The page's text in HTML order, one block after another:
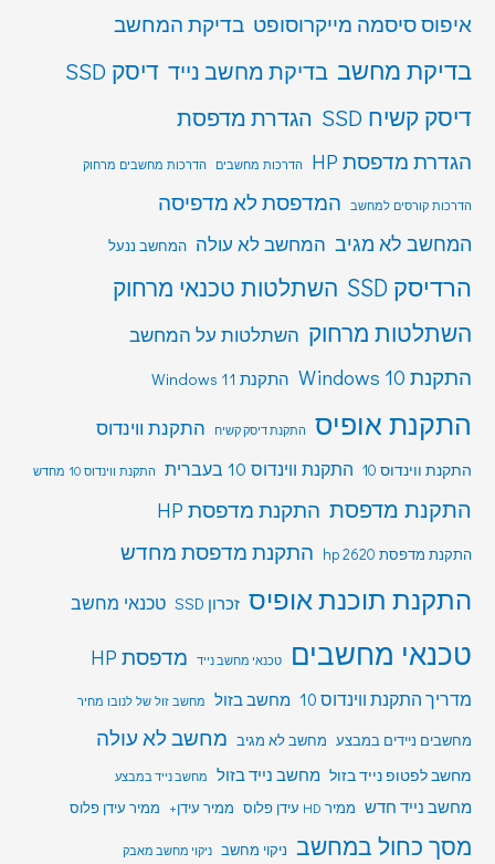
איפוס סיסמה מייקרוסופט בדיקת המחשב
בדיקת מחשב בדיקת מחשב נייד דיסק SSD
דיסק קשיח SSD
הגדרת מדפסת
הגדרת מדפסת HP הדרכות מחשבים הדרכות מחשבים מרחוק
הדרכות קורסים למחשב המדפסת לא מדפיסה
המחשב לא מגיב המחשב לא עולה המחשב ננעל
הרדיסק SSD
השתלטות טכנאי מרחוק
השתלטות מרחוק השתלטות על המחשב
התקנת Windows 10 התקנת Windows 11
התקנת אופיס התקנת דיסק קשיח התקנת ווינדוס
התקנת ווינדוס 10 התקנת ווינדוס 10 בעברית התקנת ווינדוס 10 מחדש
התקנת מדפסת התקנת מדפסת HP
התקנת מדפסת hp 2620 התקנת מדפסת מחדש
התקנת תוכנת אופיס זכרון SSD טכנאי מחשב
טכנאי מחשבים טכנאי מחשב נייד מדפסת HP
מדריך התקנת ווינדוס 10 מחשב בזול מחשב זול של לנובו מחיר
מחשבים ניידים במבצע מחשב לא מגיב מחשב לא עולה
מחשב לפטופ נייד בזול מחשב נייד בזול מחשב נייד במבצע
מחשב נייד חדש ממיר HD עידן פלוס ממיר עידן+ ממיר עידן פלוס
מסך כחול במחשב ניקוי מחשב ניקוי מחשב מאבק